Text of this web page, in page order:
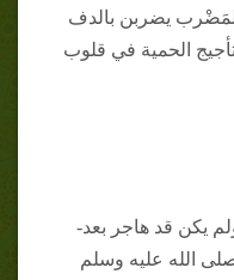
يضربن بالدف
الحمية في قلوب
يكن قد هاجر بعد-
الله عليه وسلم